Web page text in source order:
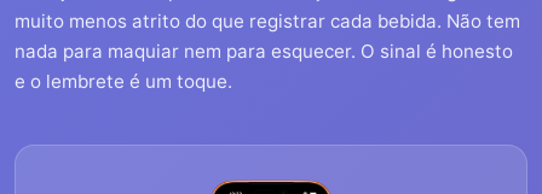
muito menos atrito do que registrar cada bebida. Não tem
nada para maquiar nem para esquecer. O sinal é honesto
e o lembrete é um toque.